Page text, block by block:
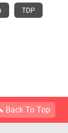
TDP
Back To Top